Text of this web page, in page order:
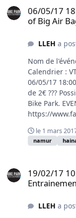
06/05/17
of Big Air
LLEH a
Nom de
Calendrier :
06/05/17
de 2€ ???
Bike Park.
https://
le 1 mars
namur
19/02/17
LLEH a